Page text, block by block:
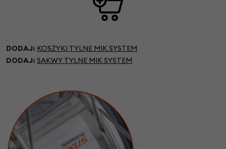
DODAJ: KOSZYKI TYLNE MIK SYSTEM
DODAJ: SAKWY TYLNE MIK SYSTEM